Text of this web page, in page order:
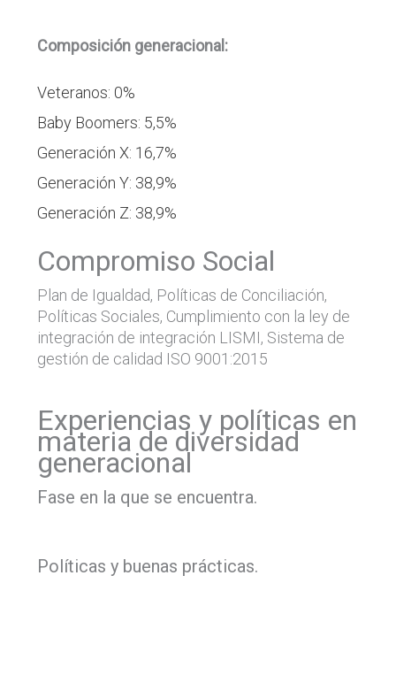
Composición generacional:
Veteranos: 0%
Baby Boomers: 5,5%
Generación X: 16,7%
Generación Y: 38,9%
Generación Z: 38,9%
Compromiso Social
Plan de Igualdad, Políticas de Conciliación,
Políticas Sociales, Cumplimiento con la ley de
integración de integración LISMI, Sistema de
gestión de calidad ISO 9001:2015
Experiencias y políticas en
materia de diversidad
generacional
Fase en la que se encuentra.
Políticas y buenas prácticas.